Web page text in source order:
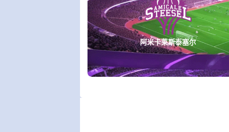
阿米卡莱斯泰塞尔